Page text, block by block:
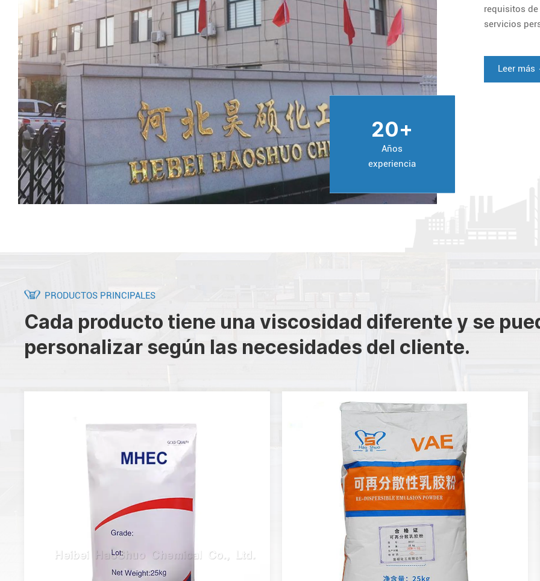
20+
Años
experiencia
requisitos
servicios
Leer más
PRODUCTOS PRINCIPALES
Cada producto tiene una viscosidad diferente y se
personalizar según las necesidades del cliente.